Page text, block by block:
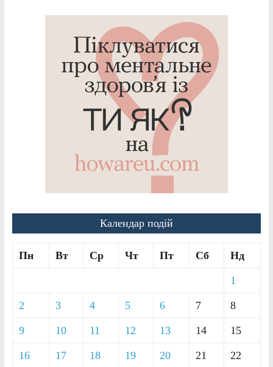
Календар подій
Пн Вт Ср Чт Пт Сб Нд
1
2 3 4 5 6 7 8
9 10 11 12 13 14 15
16 17 18 19 20 21 22